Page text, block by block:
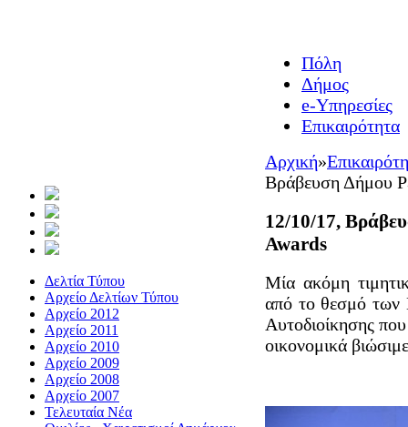
Δελτία Τύπου
Αρχείο Δελτίων Τύπου
Αρχείο 2012
Αρχείο 2011
Αρχείο 2010
Αρχείο 2009
Αρχείο 2008
Αρχείο 2007
Τελευταία Νέα
Πόλη
Δήμος
e-Υπηρεσίες
Επικαιρότητα
Αρχική»
Βράβευση Δήμου
12/10/17,
Awards
Μία ακόμη
από το θεσμό των
Αυτοδιοίκησης που
οικονομικά